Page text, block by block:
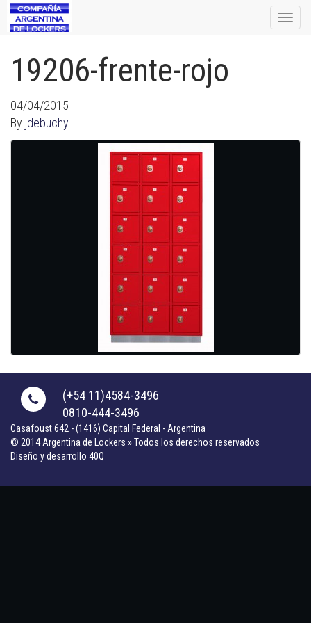
19206-frente-rojo
04/04/2015
By jdebuchy
(+54 11)4584-3496
0810-444-3496
Casafoust 642 - (1416) Capital Federal - Argentina
© 2014 Argentina de Lockers » Todos los derechos reservados
Diseño y desarrollo 40Q